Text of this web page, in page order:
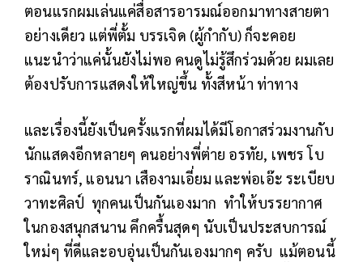
ตอนแรกผมเล่นแค่สื่อสารอารมณ์ออกมาทางสายตา
อย่างเดียว แต่พี่ตั้ม บรรเจิด (ผู้กำกับ) ก็จะคอย
แนะนำว่าแค่นั้นยังไม่พอ คนดูไม่รู้สึกร่วมด้วย ผมเลย
ต้องปรับการแสดงให้ใหญ่ขึ้น ทั้งสีหน้า ท่าทาง
และเรื่องนี้ยังเป็นครั้งแรกที่ผมได้มีโอกาสร่วมงานกับ
นักแสดงอีกหลายๆ คนอย่างพี่ต่าย อรทัย, เพชร โบ
ราณินทร์, แอนนา เสืองามเอี่ยม และพ่อเอ๊ะ ระเบียบ
วาทะศิลป์ ทุกคนเป็นกันเองมาก ทำให้บรรยากาศ
ในกองสนุกสนาน คึกครื้นสุดๆ นับเป็นประสบการณ์
ใหม่ๆ ที่ดีและอบอุ่นเป็นกันเองมากๆ ครับ แม้ตอนนี้